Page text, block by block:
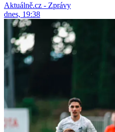
Aktuálně.cz - Zprávy
dnes, 19:38